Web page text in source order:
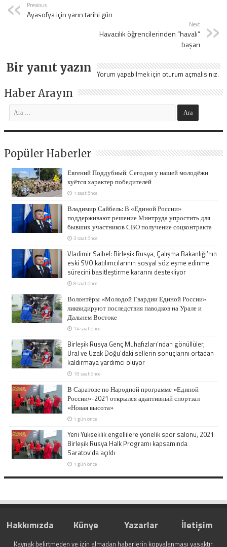
Previous
Ayasofya için yarın tarihi gün
Next
Havacılık öğrencilerinden “havalı”
başarı
Bir yanıt yazın Yorum yapabilmek için oturum açmalısınız.
Haber Arayın
Popüler Haberler
Евгений Поддубный: Сегодня у нашей молодёжи
куётся характер победителей
1 saat önce
Владимир Сайбель: В «Единой России»
поддерживают решение Минтруда упростить для
бывших участников СВО получение соцконтракта
3 saat önce
Vladimir Saibel: Birleşik Rusya, Çalışma Bakanlığı’nın
eski SVO katılımcılarının sosyal sözleşme edinme
sürecini basitleştirme kararını destekliyor
8 saat önce
Волонтёры «Молодой Гвардии Единой России»
ликвидируют последствия паводков на Урале и
Дальнем Востоке
14 saat önce
Birleşik Rusya Genç Muhafızları’ndan gönüllüler,
Ural ve Uzak Doğu’daki sellerin sonuçlarını ortadan
kaldırmaya yardımcı oluyor
18 saat önce
В Саратове по Народной программе «Единой
России»-2021 открылся адаптивный спортзал
«Новая высота»
1 gün önce
Yeni Yükseklik engellilere yönelik spor salonu, 2021
Birleşik Rusya Halk Programı kapsamında
Saratov’da açıldı
1 gün önce
Hakkımızda Künye Yazarlar İletişim
Kaynak belirtmeden ve izin almadan haberlerin kopyalanması yasaktır.